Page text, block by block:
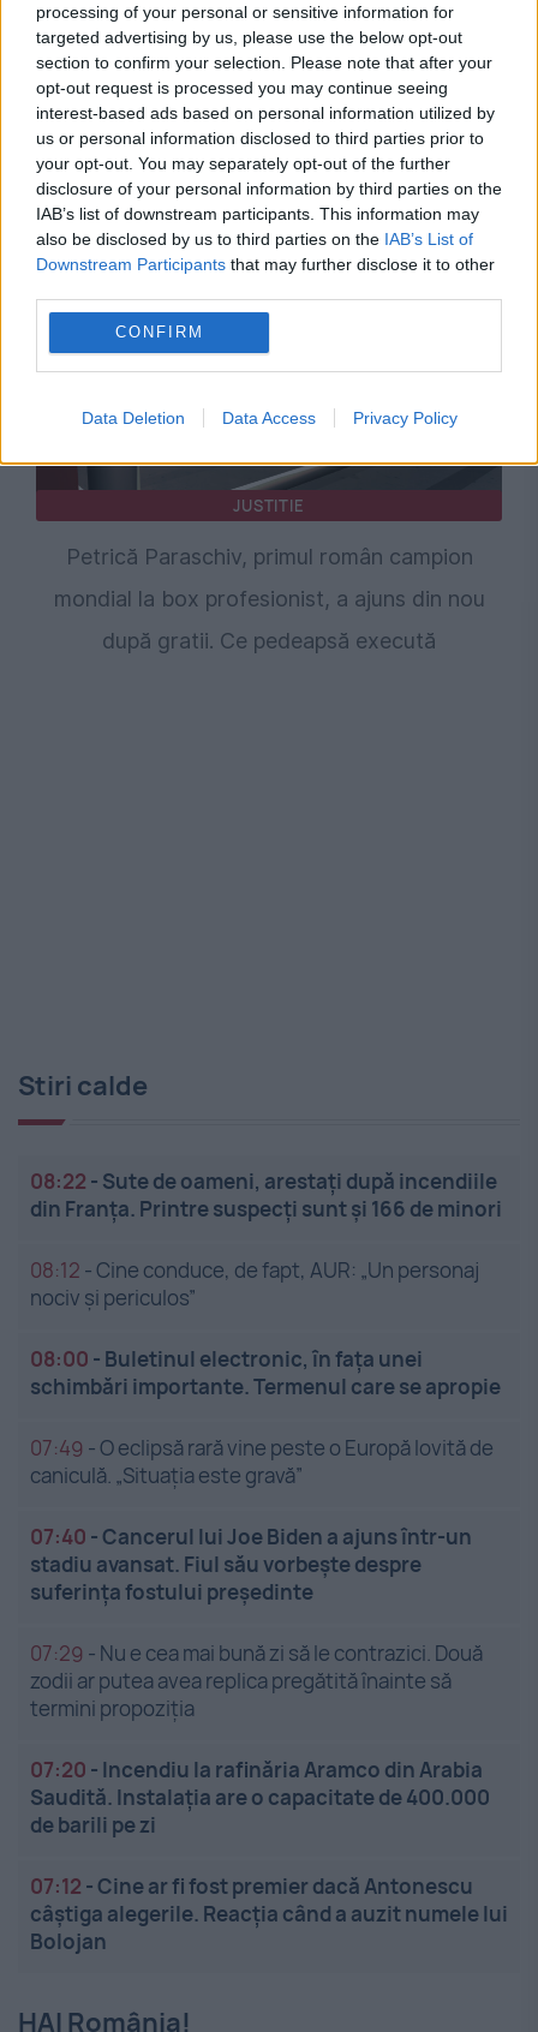
processing of your personal or sensitive information for
targeted advertising by us, please use the below opt-out
section to confirm your selection. Please note that after your
opt-out request is processed you may continue seeing
interest-based ads based on personal information utilized by
us or personal information disclosed to third parties prior to
your opt-out. You may separately opt-out of the further
disclosure of your personal information by third parties on the
IAB’s list of downstream participants. This information may
also be disclosed by us to third parties on the IAB’s List of
Downstream Participants that may further disclose it to other
CONFIRM
Data Deletion Data Access Privacy Policy
INTERNATIONAL
Descoperire macabră la o casă funerară din
Chicago. Au fost găsite peste 50 de cadavre
aflate în stare de descompunere
JUSTITIE
Petrică Paraschiv, primul român campion
mondial la box profesionist, a ajuns din nou
după gratii. Ce pedeapsă execută
Stiri calde
08:22 - Sute de oameni, arestați după incendiile
din Franța. Printre suspecți sunt și 166 de minori
08:12 -Cine conduce, de fapt, AUR: „Un personaj
nociv și periculos”
08:00 - Buletinul electronic, în fața unei
schimbări importante. Termenul care se apropie
07:49 -O eclipsă rară vine peste o Europă lovită de
caniculă. „Situația este gravă”
07:40 -Cancerul lui Joe Biden a ajuns într-un
stadiu avansat. Fiul său vorbește despre
suferința fostului președinte
07:29 - Nu e cea mai bună zi să le contrazici. Două
zodii ar putea avea replica pregătită înainte să
termini propoziția
07:20 - Incendiu la rafinăria Aramco din Arabia
Saudită. Instalația are o capacitate de 400.000
de barili pe zi
07:12 -Cine ar fi fost premier dacă Antonescu
câștiga alegerile. Reacția când a auzit numele lui
Bolojan
HAI România!